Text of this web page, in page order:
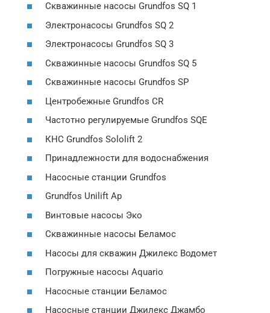
Скважинные насосы Grundfos SQ 1
Электронасосы Grundfos SQ 2
Электронасосы Grundfos SQ 3
Скважинные насосы Grundfos SQ 5
Скважинные насосы Grundfos SP
Центробежные Grundfos CR
Частотно регулируемые Grundfos SQE
КНС Grundfos Sololift 2
Принадлежности для водоснабжения
Насосные станции Grundfos
Grundfos Unilift Ap
Винтовые насосы Эко
Скважинные насосы Беламос
Насосы для скважин Джилекс Водомет
Погружные насосы Аquario
Насосные станции Беламос
Насосные станции Джилекс Джамбо